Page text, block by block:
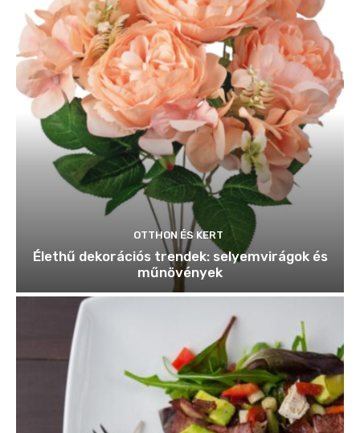
OTTHON ÉS KERT
Élethű dekorációs trendek: selyemvirágok és
műnövények